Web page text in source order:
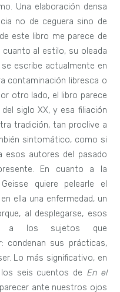
Una elaboración densa
no de ceguera sino de
este libro me parece de
al estilo, su oleada
escribe actualmente en
contaminación libresca o
otro lado, el libro parece
siglo XX, y esa filiación
tradición, tan proclive a
sintomático, como si
esos autores del pasado
En cuanto a la
quiere pelearle el
ella una enfermedad, un
al desplegarse, esos
a los sujetos que
condenan sus prácticas,
Lo más significativo, en
seis cuentos de En el
ante nuestros ojos